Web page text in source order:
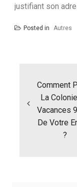
justifiant son
Posted in Autres
Comment
La
Vacances
De Votre
?